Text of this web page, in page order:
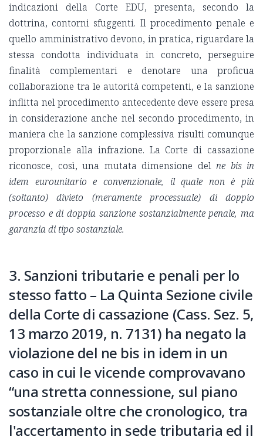
indicazioni della Corte EDU, presenta, secondo la
dottrina, contorni sfuggenti. Il procedimento penale e
quello amministrativo devono, in pratica, riguardare la
stessa condotta individuata in concreto, perseguire
finalità complementari e denotare una proficua
collaborazione tra le autorità competenti, e la sanzione
inflitta nel procedimento antecedente deve essere presa
in considerazione anche nel secondo procedimento, in
maniera che la sanzione complessiva risulti comunque
proporzionale alla infrazione. La Corte di cassazione
riconosce, così, una mutata dimensione del ne bis in
idem eurounitario e convenzionale, il quale non è più
(soltanto) divieto (meramente processuale) di doppio
processo e di doppia sanzione sostanzialmente penale, ma
garanzia di tipo sostanziale.
3. Sanzioni tributarie e penali per lo
stesso fatto – La Quinta Sezione civile
della Corte di cassazione (Cass. Sez. 5,
13 marzo 2019, n. 7131) ha negato la
violazione del ne bis in idem in un
caso in cui le vicende comprovavano
“una stretta connessione, sul piano
sostanziale oltre che cronologico, tra
l'accertamento in sede tributaria ed il